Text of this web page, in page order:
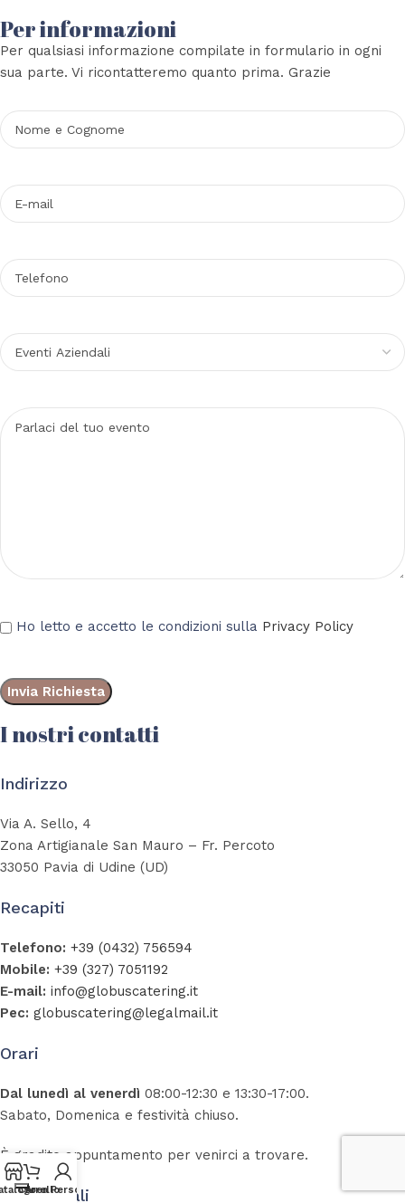
Per informazioni
Per qualsiasi informazione compilate in formulario in ogni
sua parte. Vi ricontatteremo quanto prima. Grazie
Ho letto e accetto le condizioni sulla Privacy Policy
I nostri contatti
Indirizzo
Via A. Sello, 4
Zona Artigianale San Mauro – Fr. Percoto
33050 Pavia di Udine (UD)
Recapiti
Telefono: +39 (0432) 756594
Mobile: +39 (327) 7051192
E-mail: info@globuscatering.it
Pec: globuscatering@legalmail.it
Orari
Dal lunedì al venerdì 08:00-12:30 e 13:30-17:00.
Sabato, Domenica e festività chiuso.
È gradito appuntamento per venirci a trovare.
Dati Fiscali
Carrello
Area Personale